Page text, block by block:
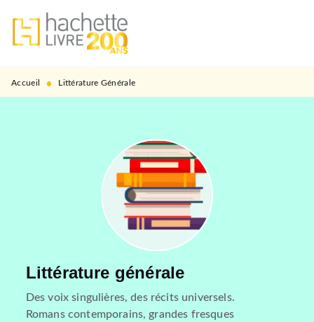
MENU RECHERCHE
PIED DE PAGE
Accueil • Littérature Générale
Littérature générale
Des voix singulières, des récits universels.
Romans contemporains, grandes fresques